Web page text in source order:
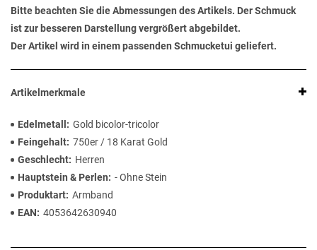
Bitte beachten Sie die Abmessungen des Artikels. Der Schmuck
ist zur besseren Darstellung vergrößert abgebildet.
Der Artikel wird in einem passenden Schmucketui geliefert.
Artikelmerkmale
Edelmetall
Gold bicolor-tricolor
Feingehalt 750er / 18 Karat Gold
Geschlecht
Herren
Hauptstein & Perlen
- Ohne Stein
Produktart Armband
EAN
4053642630940